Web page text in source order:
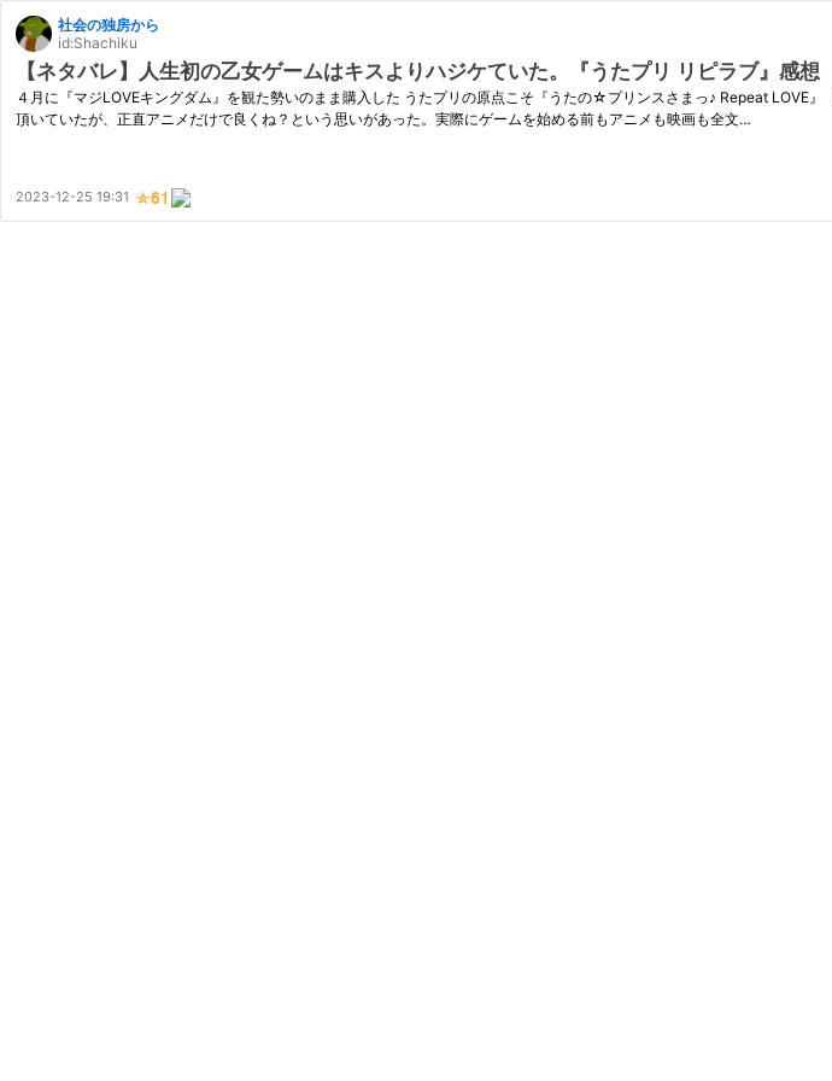
社会の独房から
id:Shachiku
【ネタバレ】人生初の乙女ゲームはキスよりハジケていた。『うたプリ リピラブ』感想
４月に『マジLOVEキングダム』を観た勢いのまま購入した うたプリの原点こそ『うたの☆プリンスさまっ♪ Repeat LOVE
頂いていたが、正直アニメだけで良くね？という思いがあった。実際にゲームを始める前もアニメも映画も全文…
2023-12-25 19:31